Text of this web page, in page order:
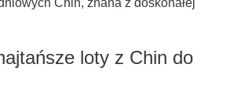
Chin, znana z doskonałej
loty z Chin do